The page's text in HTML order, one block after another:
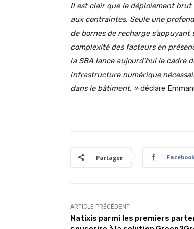
Il est clair que le déploiement
aux contraintes. Seule une
de bornes de recharge
complexité des facteurs en
la SBA lance aujourd’hui le cadre
infrastructure numérique
dans le bâtiment. »déclare
Partager
ARTICLE PRÉCÉDENT
Natixis parmi les premiers